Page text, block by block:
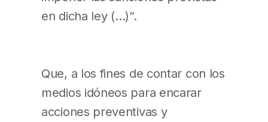
en dicha ley (…)”.
Que, a los fines de contar con los
medios idóneos para encarar
acciones preventivas y